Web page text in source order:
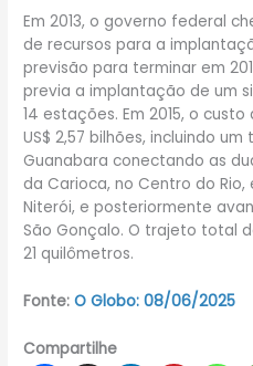
Em 2013, o governo federal
de recursos para a
previsão para terminar em
previa a implantação de um
14 estações. Em 2015, o
US$ 2,57 bilhões, incluindo
Guanabara conectando as
da Carioca, no Centro do
Niterói, e posteriormente
São Gonçalo. O trajeto total
21 quilômetros.
Fonte: O Globo: 08/06/2025
Compartilhe